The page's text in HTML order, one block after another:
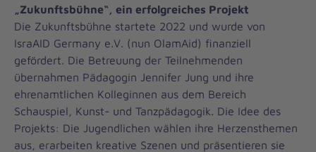
„Zukunftsbühne“, ein erfolgreiches Projekt
Die Zukunftsbühne startete 2022 und wurde von
IsraAID Germany e.V. (nun OlamAid) finanziell
gefördert. Die Betreuung der Teilnehmenden
übernahmen Pädagogin Jennifer Jung und ihre
ehrenamtlichen Kolleginnen aus dem Bereich
Schauspiel, Kunst- und Tanzpädagogik. Die Idee des
Projekts: Die Jugendlichen wählen ihre Herzensthemen
aus, erarbeiten kreative Szenen und präsentieren sie